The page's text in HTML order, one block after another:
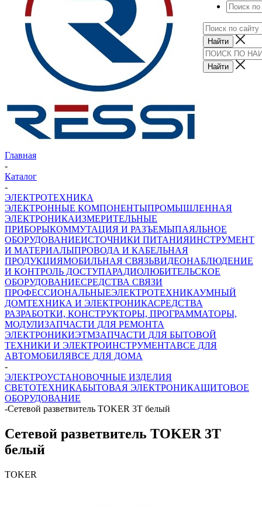
Главная
-
Каталог
-
ЭЛЕКТРОТЕХНИКА
ЭЛЕКТРОННЫЕ КОМПОНЕНТЫПРОМЫШЛЕННАЯ
ЭЛЕКТРОНИКАИЗМЕРИТЕЛЬНЫЕ
ПРИБОРЫКОММУТАЦИЯ И РАЗЪЕМЫПАЯЛЬНОЕ
ОБОРУДОВАНИЕИСТОЧНИКИ ПИТАНИЯИНСТРУМЕНТ
И МАТЕРИАЛЫПРОВОДА И КАБЕЛЬНАЯ
ПРОДУКЦИЯМОБИЛЬНАЯ СВЯЗЬВИДЕОНАБЛЮДЕНИЕ
И КОНТРОЛЬ ДОСТУПАРАДИОЛЮБИТЕЛЬСКОЕ
ОБОРУДОВАНИЕСРЕДСТВА СВЯЗИ
ПРОФЕССИОНАЛЬНЫЕЭЛЕКТРОТЕХНИКАУМНЫЙ
ДОМТЕХНИКА И ЭЛЕКТРОНИКАСРЕДСТВА
РАЗРАБОТКИ, КОНСТРУКТОРЫ, ПРОГРАММАТОРЫ,
МОДУЛИЗАПЧАСТИ ДЛЯ РЕМОНТА
ЭЛЕКТРОНИКИЭТМЗАПЧАСТИ ДЛЯ БЫТОВОЙ
ТЕХНИКИ И ЭЛЕКТРОИНСТРУМЕНТАВСЕ ДЛЯ
АВТОМОБИЛЯВСЕ ДЛЯ ДОМА
-
ЭЛЕКТРОУСТАНОВОЧНЫЕ ИЗДЕЛИЯ
СВЕТОТЕХНИКАБЫТОВАЯ ЭЛЕКТРОНИКАЩИТОВОЕ
ОБОРУДОВАНИЕ
-Сетевой разветвитель TOKER 3T белый
Сетевой разветвитель TOKER 3T
белый
TOKER